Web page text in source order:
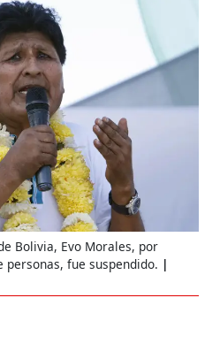
Bolivia, Evo Morales, por
fue suspendido.